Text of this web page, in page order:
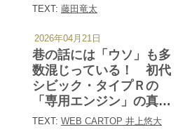
TEXT: 藤田竜太
巷の話には「ウソ」も多
数混じっている！ 初代
シビック・タイプＲの
「専用エンジン」の真実
をオーナーが語る!!
TEXT: WEB CARTOP 井上悠大
2026年04月21日